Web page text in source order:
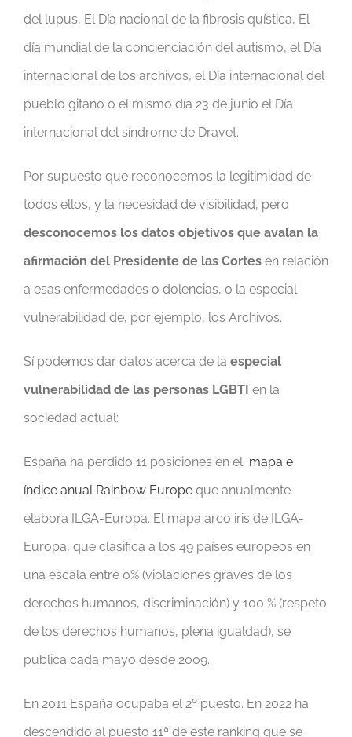
del lupus, El Día nacional de la fibrosis quística, El
día mundial de la concienciación del autismo, el Día
internacional de los archivos, el Día internacional del
pueblo gitano o el mismo día 23 de junio el Día
internacional del síndrome de Dravet.
Por supuesto que reconocemos la legitimidad de
todos ellos, y la necesidad de visibilidad, pero
desconocemos los datos objetivos que avalan la
afirmación del Presidente de las Cortes en relación
a esas enfermedades o dolencias, o la especial
vulnerabilidad de, por ejemplo, los Archivos.
Sí podemos dar datos acerca de la especial
vulnerabilidad de las personas LGBTI en la
sociedad actual:
España ha perdido 11 posiciones en el mapa e
índice anual Rainbow Europe que anualmente
elabora ILGA-Europa. El mapa arco iris de ILGA-
Europa, que clasifica a los 49 países europeos en
una escala entre 0% (violaciones graves de los
derechos humanos, discriminación) y 100 % (respeto
de los derechos humanos, plena igualdad), se
publica cada mayo desde 2009.
En 2011 España ocupaba el 2º puesto. En 2022 ha
descendido al puesto 11ª de este ranking que se